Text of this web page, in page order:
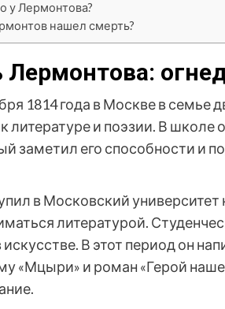
у Лермонтова?
нашел смерть?
1814 года в Москве в семье
литературе и поэзии. В
заметил его способности и
в Московский
литературой.
искусстве. В этот период он
«Мцыри» и роман «Герой